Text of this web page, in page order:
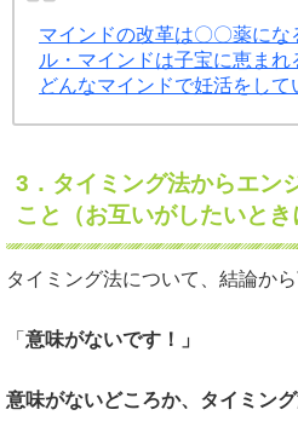
マインドの改革は〇〇薬にな
ル・マインドは子宝に恵まれ
どんなマインドで妊活をして
3． タイミング法からエン
こと（お互いがしたいとき
タイミング法について、結論から
「 意味がないです！」
意味がないどころか、タイミン